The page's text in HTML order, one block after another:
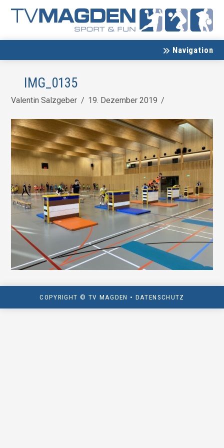
Navigation
IMG_0135
Valentin Salzgeber 19. Dezember 2019
COPYRIGHT © TV MAGDEN • DATENSCHUTZ